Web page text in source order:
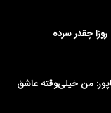
روزا چقدر سرده
من خیلی‌وقته عاشق